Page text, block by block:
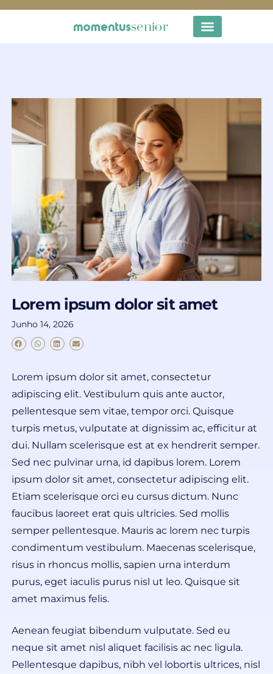
Lorem ipsum dolor sit amet
Junho 14, 2026
Lorem ipsum dolor sit amet, consectetur
adipiscing elit. Vestibulum quis ante auctor,
pellentesque sem vitae, tempor orci. Quisque
turpis metus, vulputate at dignissim ac, efficitur at
dui. Nullam scelerisque est at ex hendrerit semper.
Sed nec pulvinar urna, id dapibus lorem. Lorem
ipsum dolor sit amet, consectetur adipiscing elit.
Etiam scelerisque orci eu cursus dictum. Nunc
faucibus laoreet erat quis ultricies. Sed mollis
semper pellentesque. Mauris ac lorem nec turpis
condimentum vestibulum. Maecenas scelerisque,
risus in rhoncus mollis, sapien urna interdum
purus, eget iaculis purus nisl ut leo. Quisque sit
amet maximus felis.
Aenean feugiat bibendum vulputate. Sed eu
neque sit amet nisl aliquet facilisis ac nec ligula.
Pellentesque dapibus, nibh vel lobortis ultrices, nisl